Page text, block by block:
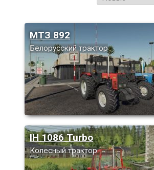
МТЗ 892
Белорусский трактор
IH 1086 Turbo
Колесный трактор